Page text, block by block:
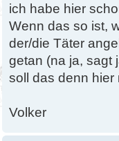
ich habe hier
Wenn das so ist,
der/die Täter
getan (na ja, sagt
soll das denn hier
Volker